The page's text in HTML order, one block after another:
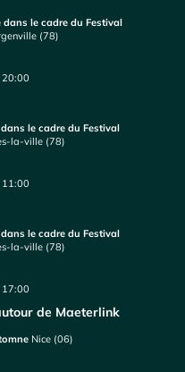
dans le cadre du Festival
(78)
20:00
le cadre du Festival
la-ville (78)
11:00
le cadre du Festival
la-ville (78)
de Maeterlink
17:00
Nice (06)